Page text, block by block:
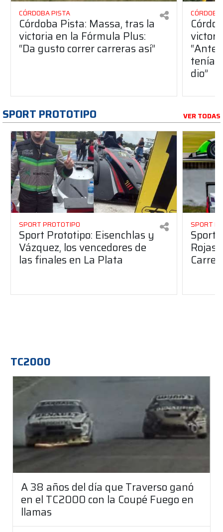
CÓRDOBA PISTA
Córdoba Pista: Massa, tras la
victoria en la Fórmula Plus:
“Da gusto correr carreras así”
dio”
SPORT PROTOTIPO VER TODAS
SPORT PROTOTIPO
Sport Prototipo: Eisenchlas y
Vázquez, los vencedores de
las finales en La Plata
SPORT
Sport
TC2000
A 38 años del día que Traverso ganó
en el TC2000 con la Coupé Fuego en
llamas